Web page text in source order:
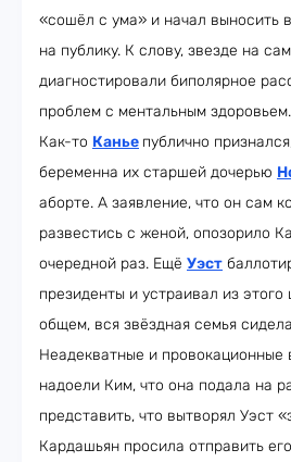
«сошёл с ума» и начал выносить
на публику. К слову, звезде на
диагностировали биполярное
проблем с ментальным здоровьем.
Как-то Канье публично
беременна их старшей дочерью
аборте. А заявление, что он сам
развестись с женой, опозорило
очередной раз. Ещё Уэст
президенты и устраивал из
общем, вся звёздная семья
Неадекватные и провокационные
надоели Ким, что она подала на
представить, что вытворял Уэст
Кардашьян просила отправить